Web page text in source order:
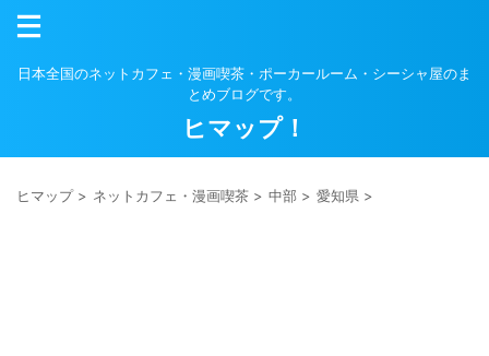
日本全国のネットカフェ・漫画喫茶・ポーカールーム・シーシャ屋のま
とめブログです。
ヒマップ！
ヒマップ> ネットカフェ・漫画喫茶 > 中部 > 愛知県 >